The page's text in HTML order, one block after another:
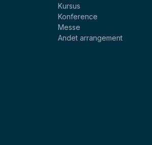
Kursus
Konference
Messe
Andet arrangement